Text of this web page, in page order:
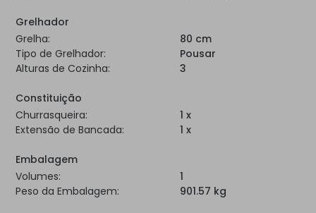
Grelhador
Grelha:
80 cm
Tipo de Grelhador:
Pousar
Alturas de Cozinha:
3
Constituição
Churrasqueira:
1 x
Extensão de Bancada:
1 x
Embalagem
Volumes:
1
Peso da Embalagem:
901.57 kg